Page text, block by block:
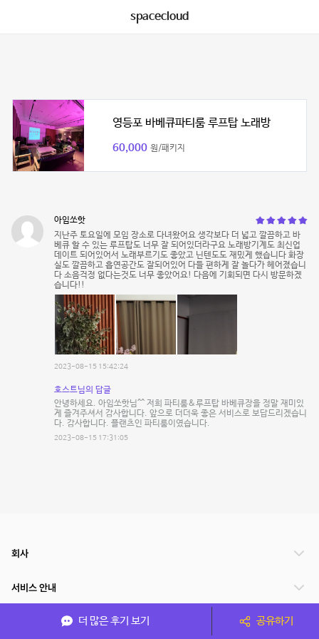
spacecloud
영등포 바베큐파티룸 루프탑 노래방
60,000 원/패키지
아임쏘핫
지난주 토요일에 모임 장소로 다녀왔어요 생각보다 더 넓고 깔끔하고 바
베큐 할 수 있는 루프탑도 너무 잘 되어있더라구요 노래방기계도 최신업
데이트 되어있어서 노래부르기도 좋았고 닌텐도도 재밌게 했습니다 화장
실도 깔끔하고 흡연공간도 잘되어있어 다들 편하게 잘 놀다가 헤어졌습니
다 소음걱정 없다는것도 너무 좋았어요! 다음에 기회되면 다시 방문하겠
습니다!!
2023-08-15 15:42:24
호스트님의 답글
안녕하세요. 아임쏘핫님^^ 저희 파티룸&루프탑 바베큐장을 정말 재미있
게 즐겨주셔서 감사합니다. 앞으로 더더욱 좋은 서비스로 보답드리겠습니
다. 감사합니다. 플랜츠인 파티룸이였습니다.
2023-08-15 17:31:05
더 많은 후기 보기 공유하기
회사
서비스 안내